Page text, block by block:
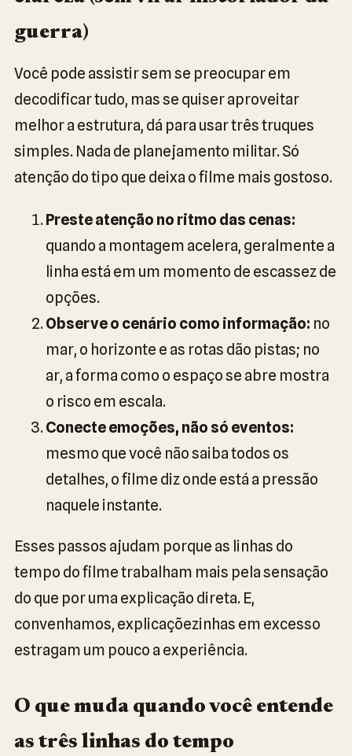
guerra)
Você pode assistir sem se preocupar em
decodificar tudo, mas se quiser aproveitar
melhor a estrutura, dá para usar três truques
simples. Nada de planejamento militar. Só
atenção do tipo que deixa o filme mais gostoso.
Preste atenção no ritmo das cenas:
quando a montagem acelera, geralmente a
linha está em um momento de escassez de
opções.
Observe o cenário como informação: no
mar, o horizonte e as rotas dão pistas; no
ar, a forma como o espaço se abre mostra
o risco em escala.
Conecte emoções, não só eventos:
mesmo que você não saiba todos os
detalhes, o filme diz onde está a pressão
naquele instante.
Esses passos ajudam porque as linhas do
tempo do filme trabalham mais pela sensação
do que por uma explicação direta. E,
convenhamos, explicaçõezinhas em excesso
estragam um pouco a experiência.
O que muda quando você entende
as três linhas do tempo